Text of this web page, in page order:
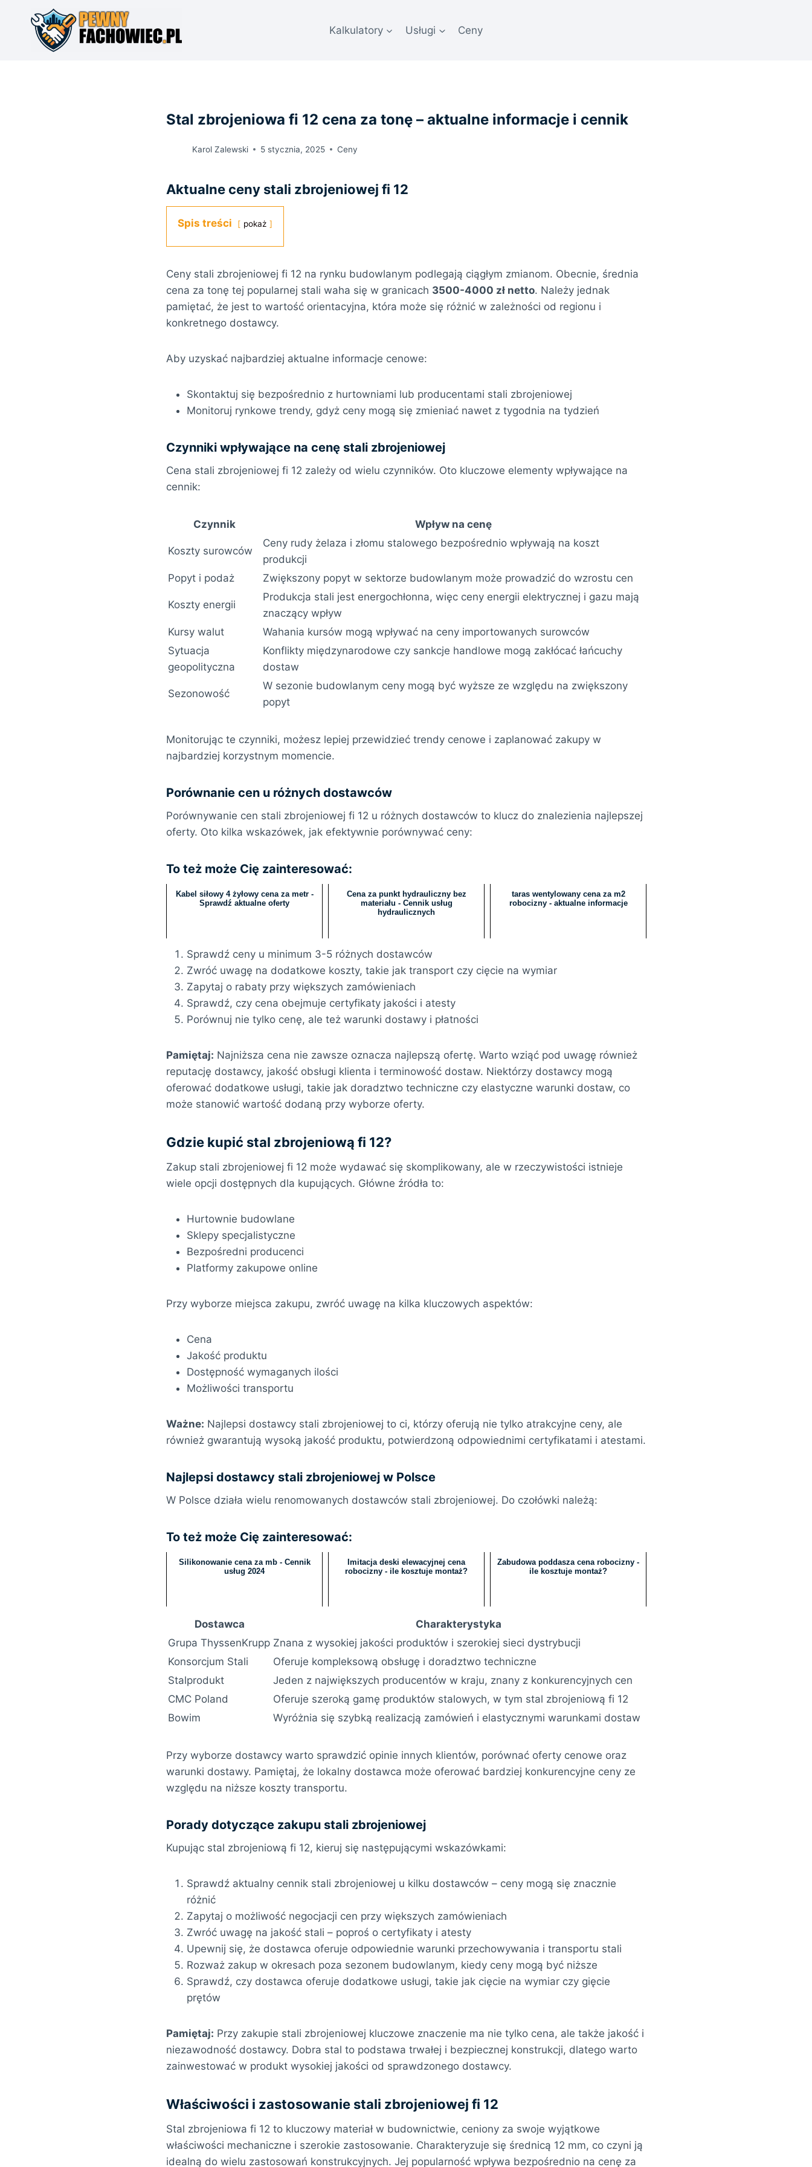
Kalkulatory Usługi Ceny
Stal zbrojeniowa fi 12 cena za tonę – aktualne informacje i cennik
Karol Zalewski 5 stycznia, 2025 Ceny
Aktualne ceny stali zbrojeniowej fi 12
Spis treści pokaż
Ceny stali zbrojeniowej fi 12 na rynku budowlanym podlegają ciągłym zmianom. Obecnie, średnia
cena za tonę tej popularnej stali waha się w granicach 3500-4000 zł netto. Należy jednak
pamiętać, że jest to wartość orientacyjna, która może się różnić w zależności od regionu i
konkretnego dostawcy.
Aby uzyskać najbardziej aktualne informacje cenowe:
Skontaktuj się bezpośrednio z hurtowniami lub producentami stali zbrojeniowej
Monitoruj rynkowe trendy, gdyż ceny mogą się zmieniać nawet z tygodnia na tydzień
Czynniki wpływające na cenę stali zbrojeniowej
Cena stali zbrojeniowej fi 12 zależy od wielu czynników. Oto kluczowe elementy wpływające na
cennik:
Czynnik Wpływ na cenę
Koszty surowców
Ceny rudy żelaza i złomu stalowego bezpośrednio wpływają na koszt
produkcji
Popyt i podaż
Zwiększony popyt w sektorze budowlanym może prowadzić do wzrostu cen
Koszty energii
Produkcja stali jest energochłonna, więc ceny energii elektrycznej i gazu mają
znaczący wpływ
Kursy walut
Wahania kursów mogą wpływać na ceny importowanych surowców
Sytuacja
geopolityczna
Konflikty międzynarodowe czy sankcje handlowe mogą zakłócać łańcuchy
dostaw
Sezonowość
W sezonie budowlanym ceny mogą być wyższe ze względu na zwiększony
popyt
Monitorując te czynniki, możesz lepiej przewidzieć trendy cenowe i zaplanować zakupy w
najbardziej korzystnym momencie.
Porównanie cen u różnych dostawców
Porównywanie cen stali zbrojeniowej fi 12 u różnych dostawców to klucz do znalezienia najlepszej
oferty. Oto kilka wskazówek, jak efektywnie porównywać ceny:
To też może Cię zainteresować:
Kabel siłowy 4 żyłowy cena za metr -
Sprawdź aktualne oferty
Cena za punkt hydrauliczny bez
materiału - Cennik usług
hydraulicznych
taras wentylowany cena za m2
robocizny - aktualne informacje
Sprawdź ceny u minimum 3-5 różnych dostawców
Zwróć uwagę na dodatkowe koszty, takie jak transport czy cięcie na wymiar
Zapytaj o rabaty przy większych zamówieniach
Sprawdź, czy cena obejmuje certyfikaty jakości i atesty
Porównuj nie tylko cenę, ale też warunki dostawy i płatności
Pamiętaj: Najniższa cena nie zawsze oznacza najlepszą ofertę. Warto wziąć pod uwagę również
reputację dostawcy, jakość obsługi klienta i terminowość dostaw. Niektórzy dostawcy mogą
oferować dodatkowe usługi, takie jak doradztwo techniczne czy elastyczne warunki dostaw, co
może stanowić wartość dodaną przy wyborze oferty.
Gdzie kupić stal zbrojeniową fi 12?
Zakup stali zbrojeniowej fi 12 może wydawać się skomplikowany, ale w rzeczywistości istnieje
wiele opcji dostępnych dla kupujących. Główne źródła to:
Hurtownie budowlane
Sklepy specjalistyczne
Bezpośredni producenci
Platformy zakupowe online
Przy wyborze miejsca zakupu, zwróć uwagę na kilka kluczowych aspektów:
Cena
Jakość produktu
Dostępność wymaganych ilości
Możliwości transportu
Ważne: Najlepsi dostawcy stali zbrojeniowej to ci, którzy oferują nie tylko atrakcyjne ceny, ale
również gwarantują wysoką jakość produktu, potwierdzoną odpowiednimi certyfikatami i atestami.
Najlepsi dostawcy stali zbrojeniowej w Polsce
W Polsce działa wielu renomowanych dostawców stali zbrojeniowej. Do czołówki należą:
To też może Cię zainteresować:
Silikonowanie cena za mb - Cennik
usług 2024
Imitacja deski elewacyjnej cena
robocizny - ile kosztuje montaż?
Zabudowa poddasza cena robocizny -
ile kosztuje montaż?
Dostawca
Charakterystyka
Grupa ThyssenKrupp Znana z wysokiej jakości produktów i szerokiej sieci dystrybucji
Konsorcjum Stali
Oferuje kompleksową obsługę i doradztwo techniczne
Stalprodukt
Jeden z największych producentów w kraju, znany z konkurencyjnych cen
CMC Poland
Oferuje szeroką gamę produktów stalowych, w tym stal zbrojeniową fi 12
Bowim
Wyróżnia się szybką realizacją zamówień i elastycznymi warunkami dostaw
Przy wyborze dostawcy warto sprawdzić opinie innych klientów, porównać oferty cenowe oraz
warunki dostawy. Pamiętaj, że lokalny dostawca może oferować bardziej konkurencyjne ceny ze
względu na niższe koszty transportu.
Porady dotyczące zakupu stali zbrojeniowej
Kupując stal zbrojeniową fi 12, kieruj się następującymi wskazówkami:
Sprawdź aktualny cennik stali zbrojeniowej u kilku dostawców – ceny mogą się znacznie
różnić
Zapytaj o możliwość negocjacji cen przy większych zamówieniach
Zwróć uwagę na jakość stali – poproś o certyfikaty i atesty
Upewnij się, że dostawca oferuje odpowiednie warunki przechowywania i transportu stali
Rozważ zakup w okresach poza sezonem budowlanym, kiedy ceny mogą być niższe
Sprawdź, czy dostawca oferuje dodatkowe usługi, takie jak cięcie na wymiar czy gięcie
prętów
Pamiętaj: Przy zakupie stali zbrojeniowej kluczowe znaczenie ma nie tylko cena, ale także jakość i
niezawodność dostawcy. Dobra stal to podstawa trwałej i bezpiecznej konstrukcji, dlatego warto
zainwestować w produkt wysokiej jakości od sprawdzonego dostawcy.
Właściwości i zastosowanie stali zbrojeniowej fi 12
Stal zbrojeniowa fi 12 to kluczowy materiał w budownictwie, ceniony za swoje wyjątkowe
właściwości mechaniczne i szerokie zastosowanie. Charakteryzuje się średnicą 12 mm, co czyni ją
idealną do wielu zastosowań konstrukcyjnych. Jej popularność wpływa bezpośrednio na cenę za